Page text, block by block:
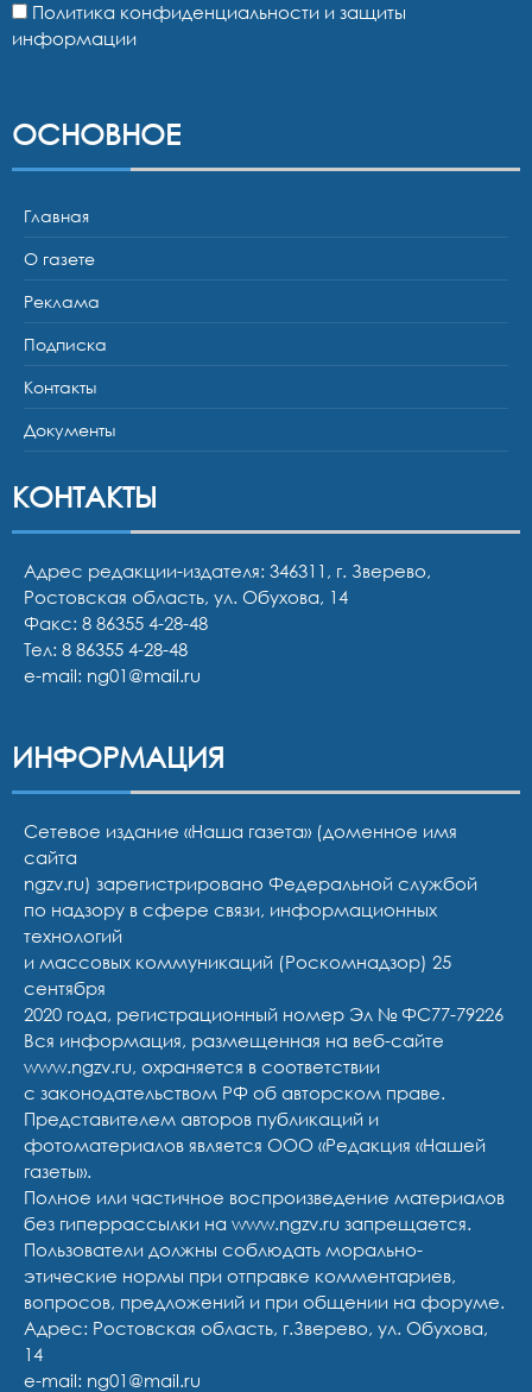
Политика конфиденциальности и защиты
информации
ОСНОВНОЕ
Главная
О газете
Реклама
Подписка
Контакты
Документы
КОНТАКТЫ
Адрес редакции-издателя: 346311, г. Зверево,
Ростовская область, ул. Обухова, 14
Факс: 8 86355 4-28-48
Тел: 8 86355 4-28-48
e-mail: ng01@mail.ru
ИНФОРМАЦИЯ
Сетевое издание «Наша газета» (доменное имя
сайта
ngzv.ru) зарегистрировано Федеральной службой
по надзору в сфере связи, информационных
технологий
и массовых коммуникаций (Роскомнадзор) 25
сентября
2020 года, регистрационный номер Эл № ФС77-79226
Вся информация, размещенная на веб-сайте
www.ngzv.ru, охраняется в соответствии
с законодательством РФ об авторском праве.
Представителем авторов публикаций и
фотоматериалов является ООО «Редакция «Нашей
газеты».
Полное или частичное воспроизведение материалов
без гиперрассылки на www.ngzv.ru запрещается.
Пользователи должны соблюдать морально-
этические нормы при отправке комментариев,
вопросов, предложений и при общении на форуме.
Адрес: Ростовская область, г.Зверево, ул. Обухова,
14
e-mail: ng01@mail.ru